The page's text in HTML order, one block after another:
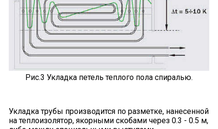
Рис.3 Укладка петель теплого пола спиралью.
Укладка трубы производится по разметке, нанесенной
на теплоизолятор, якорными скобами через 0.3 - 0.5 м,